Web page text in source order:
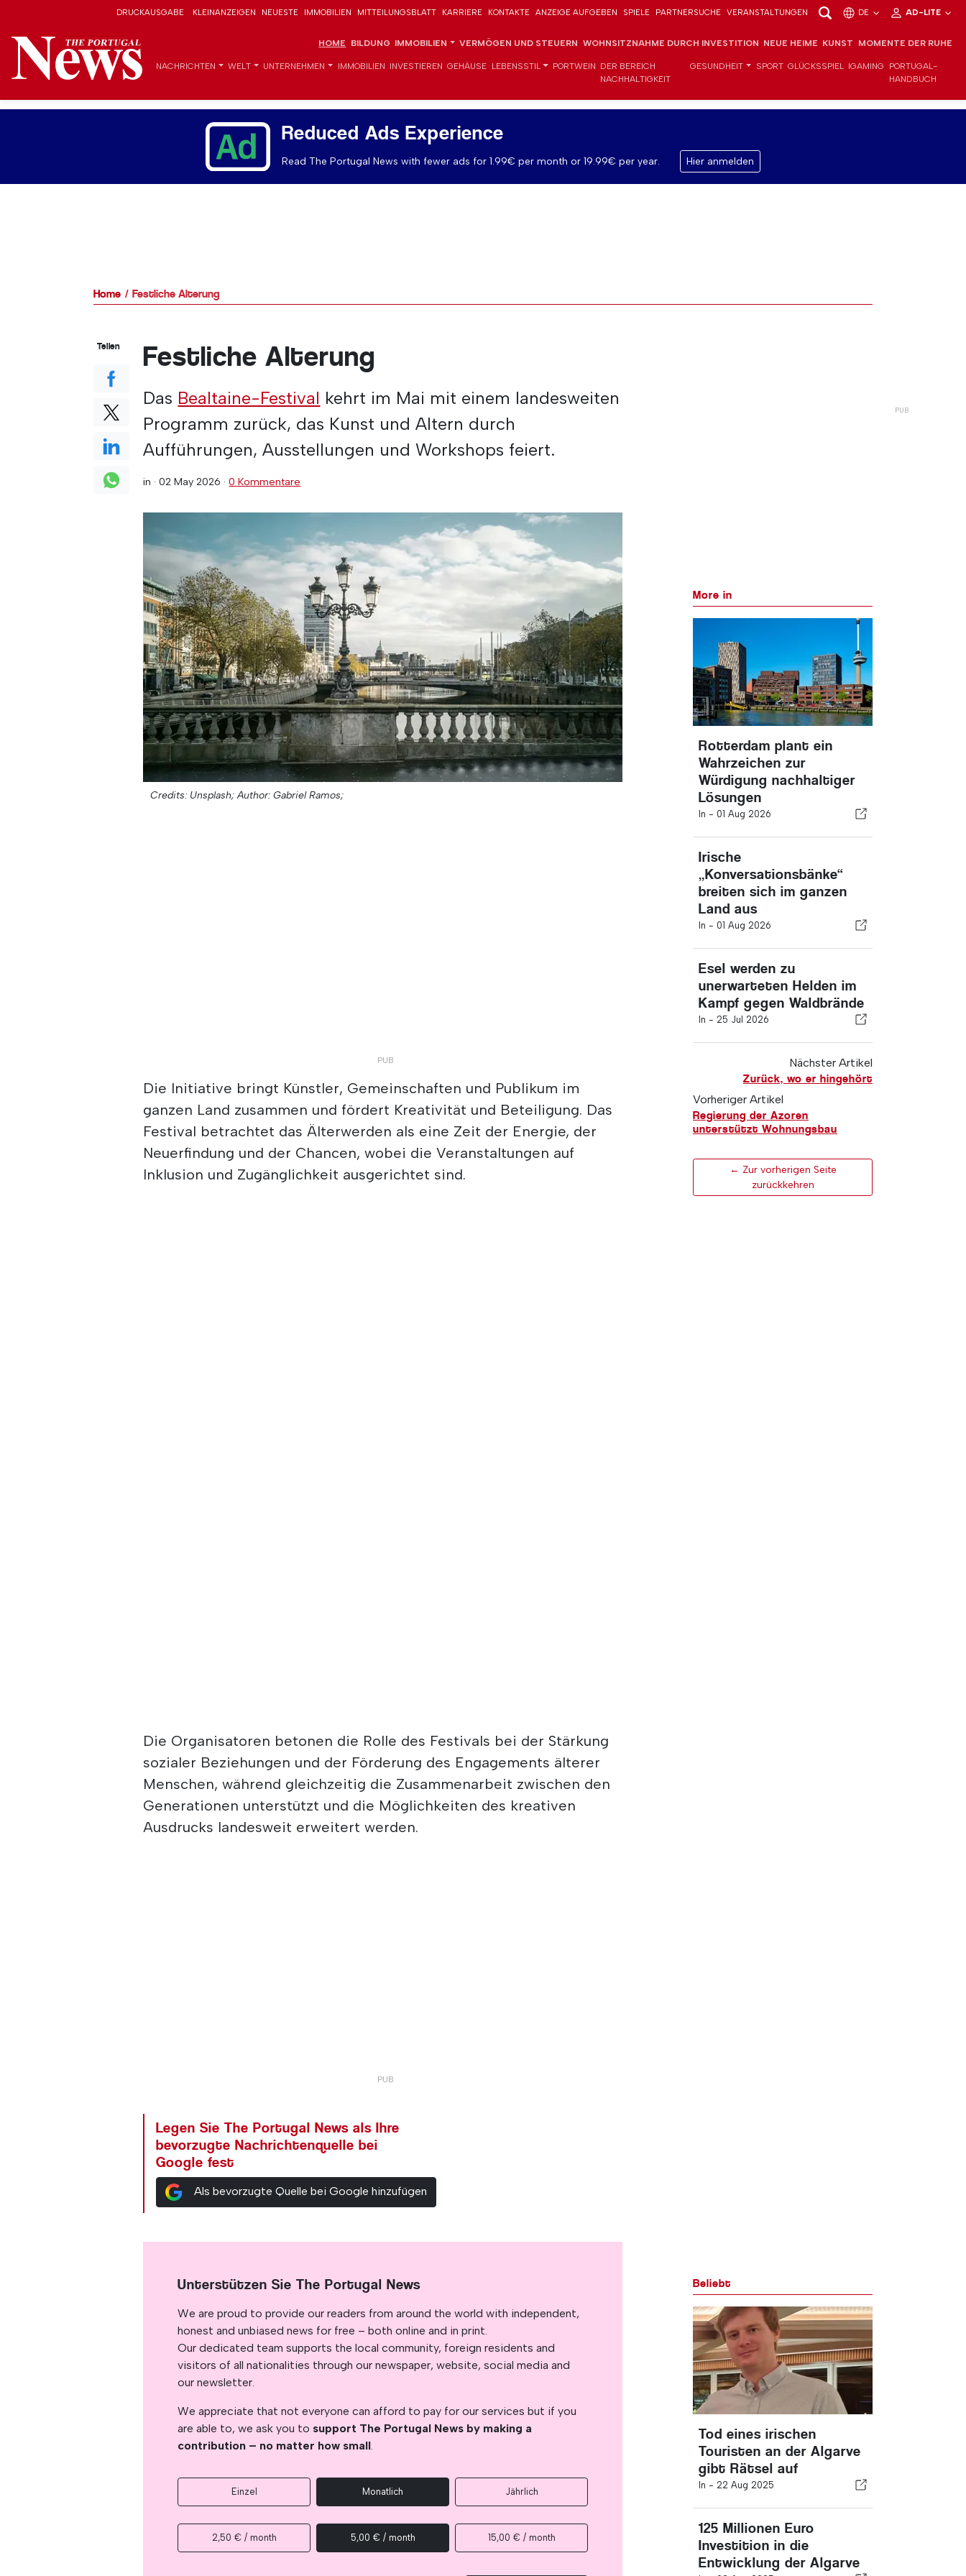
DRUCKAUSGABE KLEINANZEIGEN NEUESTE IMMOBILIEN MITTEILUNGSBLATT KARRIERE KONTAKTE ANZEIGE AUFGEBEN SPIELE PARTNERSUCHE VERANSTALTUNGEN DE AD-LITE
HOME BILDUNG IMMOBILIEN VERMÖGEN UND STEUERN WOHNSITZNAHME DURCH INVESTITION NEUE HEIME KUNST MOMENTE DER RUHE
NACHRICHTEN WELT UNTERNEHMEN IMMOBILIEN INVESTIEREN GEHÄUSE LEBENSSTIL PORTWEIN DER BEREICH
NACHHALTIGKEIT
GESUNDHEIT SPORT GLÜCKSSPIEL IGAMING
PORTUGAL-
HANDBUCH
Reduced Ads Experience
Read The Portugal News with fewer ads for 1.99€ per month or 19.99€ per year. Hier anmelden
Home Festliche Alterung
Festliche Alterung
Das Bealtaine-Festival kehrt im Mai mit einem landesweiten
Programm zurück, das Kunst und Altern durch
Aufführungen, Ausstellungen und Workshops feiert.
in ·02 May 2026 ·0 Kommentare
Credits: Unsplash; Author: Gabriel Ramos;
Die Initiative bringt Künstler, Gemeinschaften und Publikum im
ganzen Land zusammen und fördert Kreativität und Beteiligung. Das
Festival betrachtet das Älterwerden als eine Zeit der Energie, der
Neuerfindung und der Chancen, wobei die Veranstaltungen auf
Inklusion und Zugänglichkeit ausgerichtet sind.
Die Organisatoren betonen die Rolle des Festivals bei der Stärkung
sozialer Beziehungen und der Förderung des Engagements älterer
Menschen, während gleichzeitig die Zusammenarbeit zwischen den
Generationen unterstützt und die Möglichkeiten des kreativen
Ausdrucks landesweit erweitert werden.
Legen Sie The Portugal News als Ihre
bevorzugte Nachrichtenquelle bei
Google fest
Als bevorzugte Quelle bei Google hinzufügen
Teilen
More in
Rotterdam plant ein
Wahrzeichen zur
Würdigung nachhaltiger
Lösungen
In - 01 Aug 2026
Irische
„Konversationsbänke“
breiten sich im ganzen
Land aus
In - 01 Aug 2026
Esel werden zu
unerwarteten Helden im
Kampf gegen Waldbrände
In - 25 Jul 2026
Nächster Artikel
Zurück, wo er hingehört
Vorheriger Artikel
Regierung der Azoren
unterstützt Wohnungsbau
← Zur vorherigen Seite
zurückkehren
Unterstützen Sie The Portugal News
We are proud to provide our readers from around the world with independent,
honest and unbiased news for free – both online and in print.
Our dedicated team supports the local community, foreign residents and
visitors of all nationalities through our newspaper, website, social media and
our newsletter.
We appreciate that not everyone can afford to pay for our services but if you
are able to, we ask you to support The Portugal News by making a
contribution – no matter how small.
Einzel Monatlich Jährlich
2,50 € / month 5,00 € / month 15,00 € / month
Beliebt
Tod eines irischen
Touristen an der Algarve
gibt Rätsel auf
In - 22 Aug 2025
125 Millionen Euro
Investition in die
Entwicklung der Algarve